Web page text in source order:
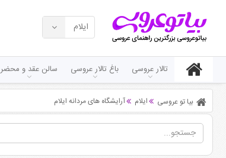
ایلام
تالار عروسی باغ تالار عروسی سالن عقد و محضر
بیا تو عروسی ایلام آرایشگاه های مردانه ایلام